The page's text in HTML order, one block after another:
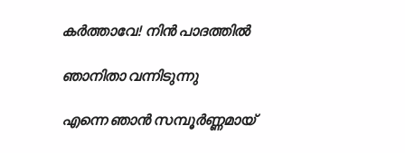
കർത്താവേ! നിൻ പാദത്തിൽ
ഞാനിതാ വന്നിടുന്നു
എന്നെ ഞാൻ സമ്പൂർണ്ണമായ്